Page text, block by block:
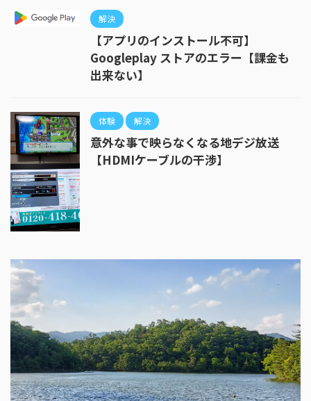
解決
【アプリのインストール不可】
Googleplay ストアのエラー【課金も
出来ない】
体験 解決
意外な事で映らなくなる地デジ放送
【HDMIケーブルの干渉】